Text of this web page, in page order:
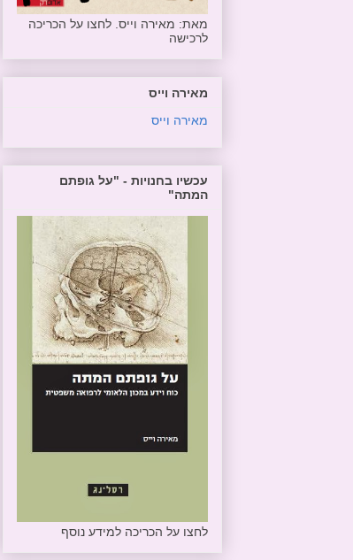
מאת: מאירה וייס. לחצו על הכריכה
לרכישה
מאירה וייס
מאירה וייס
עכשיו בחנויות - "על גופתם
המתה"
לחצו על הכריכה למידע נוסף